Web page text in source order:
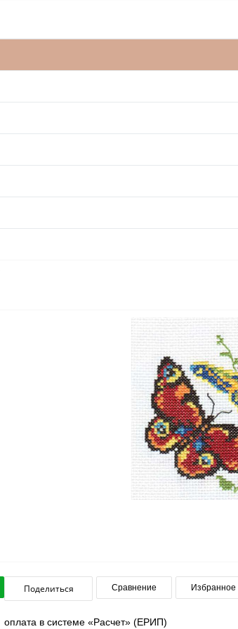
Поделиться Сравнение Избранное
оплата в системе «Расчет» (ЕРИП)